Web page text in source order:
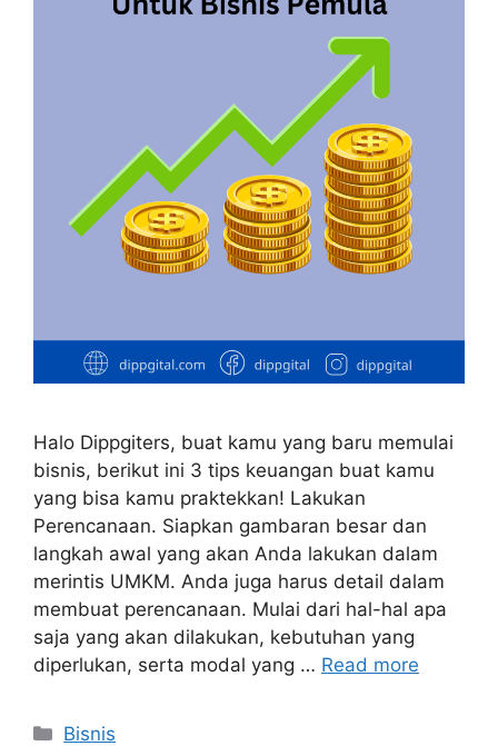
Halo Dippgiters, buat kamu yang baru memulai
bisnis, berikut ini 3 tips keuangan buat kamu
yang bisa kamu praktekkan! Lakukan
Perencanaan. Siapkan gambaran besar dan
langkah awal yang akan Anda lakukan dalam
merintis UMKM. Anda juga harus detail dalam
membuat perencanaan. Mulai dari hal-hal apa
saja yang akan dilakukan, kebutuhan yang
diperlukan, serta modal yang … Read more
Bisnis